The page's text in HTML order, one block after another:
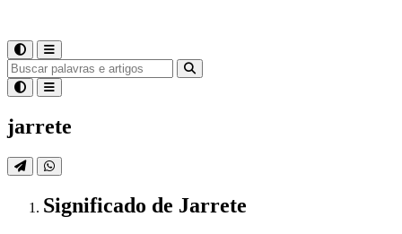
jarrete
Significado de Jarrete